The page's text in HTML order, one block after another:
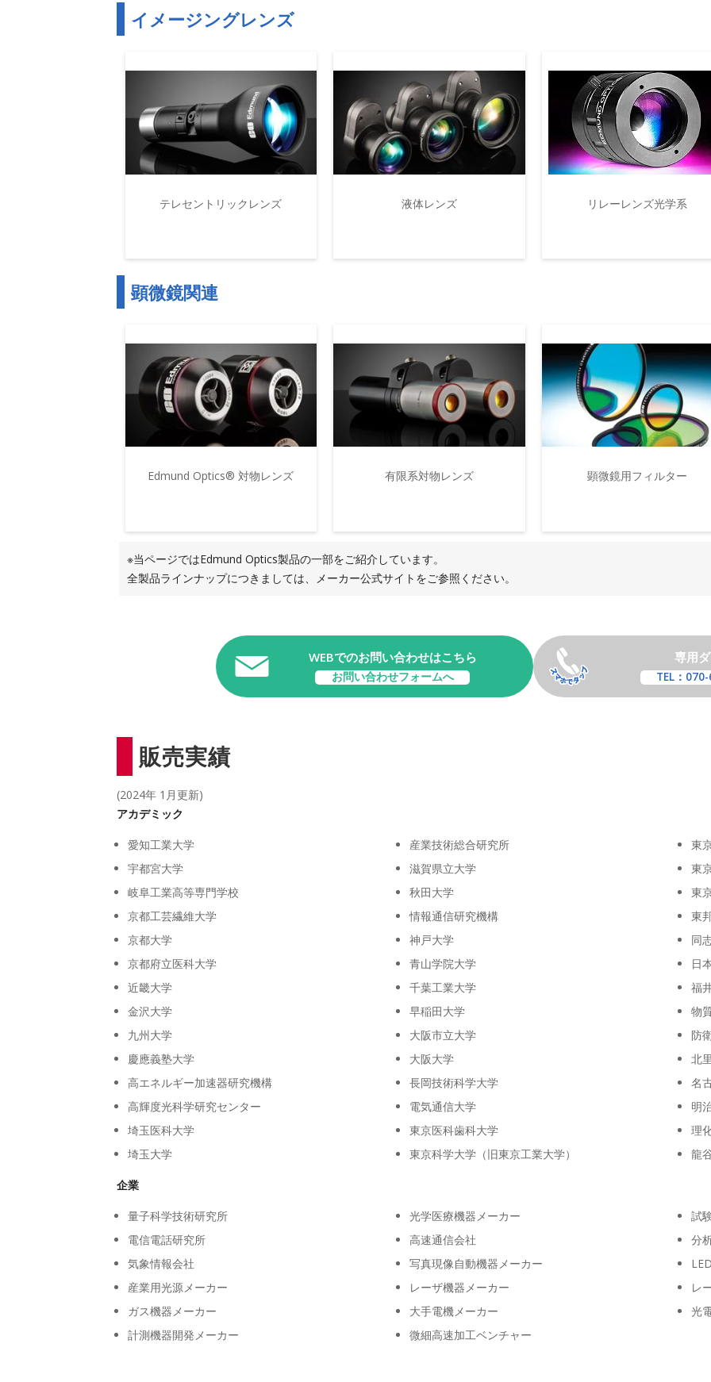
イメージングレンズ
テレセントリックレンズ 液体レンズ リレーレンズ光学系
顕微鏡関連
Edmund Optics® 対物レンズ 有限系対物レンズ 顕微鏡用フィルター
※当ページではEdmund Optics製品の一部をご紹介しています。
全製品ラインナップにつきましては、メーカー公式サイトをご参照ください。
WEBでのお問い合わせはこちら
お問い合わせフォームへ
専用
TEL：
販売実績
(2024年 1月更新)
アカデミック
愛知工業大学
宇都宮大学
岐阜工業高等専門学校
京都工芸繊維大学
京都大学
京都府立医科大学
近畿大学
金沢大学
九州大学
慶應義塾大学
高エネルギー加速器研究機構
高輝度光科学研究センター
埼玉医科大学
埼玉大学
産業技術総合研究所
滋賀県立大学
秋田大学
情報通信研究機構
神戸大学
青山学院大学
千葉工業大学
早稲田大学
大阪市立大学
大阪大学
長岡技術科学大学
電気通信大学
東京医科歯科大学
東京科学大学（旧東京工業大学）
東
東
東
東
同
日
福
物
防
北
名
明
理
龍
企業
量子科学技術研究所
電信電話研究所
気象情報会社
産業用光源メーカー
ガス機器メーカー
計測機器開発メーカー
光学医療機器メーカー
高速通信会社
写真現像自動機器メーカー
レーザ機器メーカー
大手電機メーカー
微細高速加工ベンチャー
試
分
レ
光